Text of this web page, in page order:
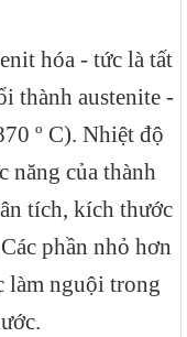
hóa - tức là tất
thành austenite -
º C). Nhiệt độ
năng của thành
tích, kích thước
phần nhỏ hơn
làm nguội trong